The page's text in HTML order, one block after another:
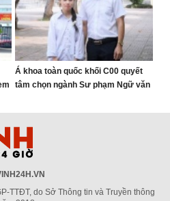
Á khoa toàn quốc khối C00 quyết
tâm chọn ngành Sư phạm Ngữ văn
TTĐT, do Sở Thông tin và Truyền thông